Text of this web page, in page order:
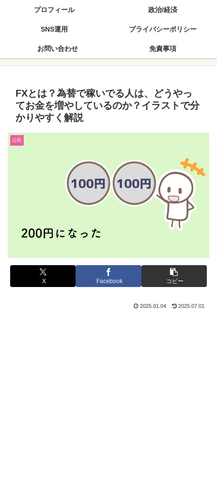
プロフィール 政治/経済
SNS運用 プライバシーポリシー
お問い合わせ 免責事項
FXとは？為替で稼いでる人は、どうやっ
てお金を増やしているのか？イラストで分
かりやすく解説
公民
X Facebook コピー
2025.01.04 2025.07.01